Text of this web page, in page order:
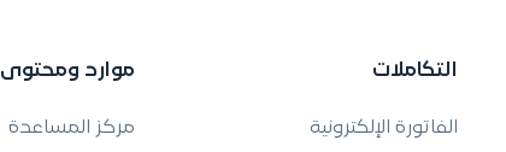
التكاملات
الفاتورة الإلكترونية
موارد ومحتوى
مركز المساعدة